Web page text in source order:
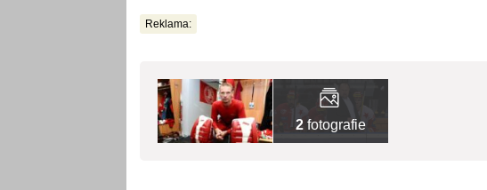
Reklama:
2 fotografie